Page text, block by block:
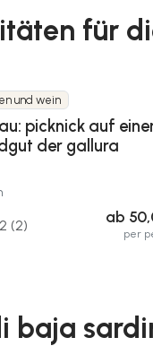
für
und wein
picknick auf
der gallura
(2) ab
per
baja